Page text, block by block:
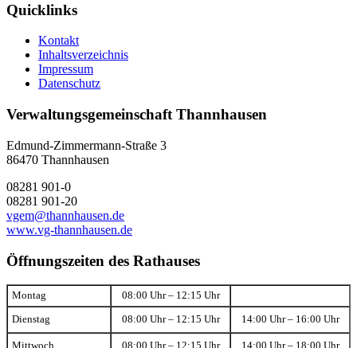
Quicklinks
Kontakt
Inhaltsverzeichnis
Impressum
Datenschutz
Verwaltungsgemeinschaft Thannhausen
Edmund-Zimmermann-Straße 3
86470 Thannhausen
08281 901-0
08281 901-20
vgem@thannhausen.de
www.vg-thannhausen.de
Öffnungszeiten des Rathauses
Montag 08:00 Uhr – 12:15 Uhr
Dienstag 08:00 Uhr – 12:15 Uhr 14:00 Uhr – 16:00 Uhr